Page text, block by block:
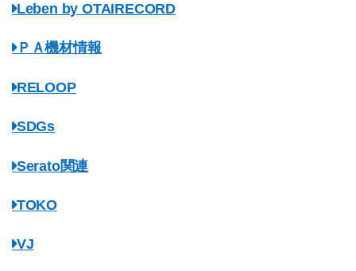
Leben by OTAIRECORD
ＰＡ機材情報
RELOOP
SDGs
Serato関連
TOKO
VJ